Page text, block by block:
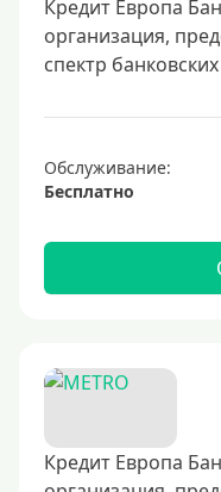
50000 руб
60000 руб
70000 руб
100000 руб
350000 руб
500000 руб
Кредит Европа
организация,
спектр
Обслуживание:
Бесплатно
Кредит Европа